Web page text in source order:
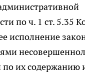
по ч. 1 ст. 5.35
исполнение
по их содержанию